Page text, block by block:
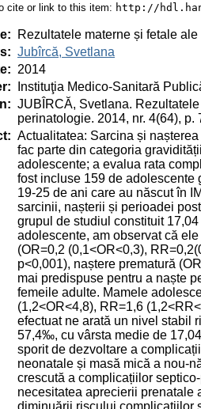
cite or link to this item: http://
:
Rezultatele materne și fetale
: Jubîrcă, Svetlana
: 2014
:
Instituţia Medico-Sanitară
: JUBÎRCĂ, Svetlana.
perinatologie. 2014, nr. 4(64), p.
: Actualitatea: Sarcina și
fac parte din categoria
adolescente; a evalua rata
fost incluse 159 de adolescente
19-25 de ani care au născut în
sarcinii, nașterii și perioadei
grupul de studiul constituit
adolescente, am observat că
(OR=0,2 (0,1<OR<0,3),
p<0,001), naștere prematură
mai predispuse pentru a naște
femeile adulte. Mamele
(1,2<OR<4,8), RR=1,6
efectuat ne arată un nivel stabil
57,4‰, cu vârsta medie de
sporit de dezvoltare a
neonatale și masă mică a nou-
crescută a complicațiilor
necesitatea aprecierii prenatale
diminuării riscului complicațiilor